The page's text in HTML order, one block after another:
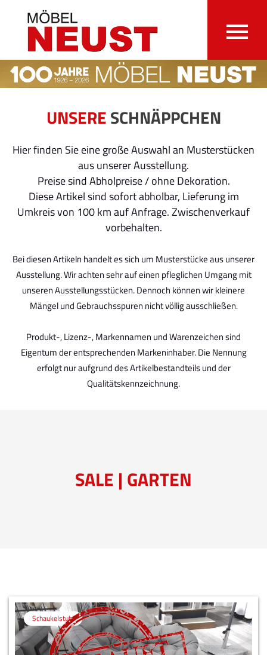
UNSERESCHNÄPPCHEN
Hier finden Sie eine große Auswahl an Musterstücken
aus unserer Ausstellung.
Preise sind Abholpreise / ohne Dekoration.
Diese Artikel sind sofort abholbar, Lieferung im
Umkreis von 100 km auf Anfrage. Zwischenverkauf
vorbehalten.
Bei diesen Artikeln handelt es sich um Musterstücke aus unserer
Ausstellung. Wir achten sehr auf einen pfleglichen Umgang mit
unseren Ausstellungsstücken. Dennoch können wir kleinere
Mängel und Gebrauchsspuren nicht völlig ausschließen.
Produkt-, Lizenz-, Markennamen und Warenzeichen sind
Eigentum der entsprechenden Markeninhaber. Die Nennung
erfolgt nur aufgrund des Artikelbestandteils und der
Qualitätskennzeichnung.
SALE | GARTEN
Schaukelstuhl